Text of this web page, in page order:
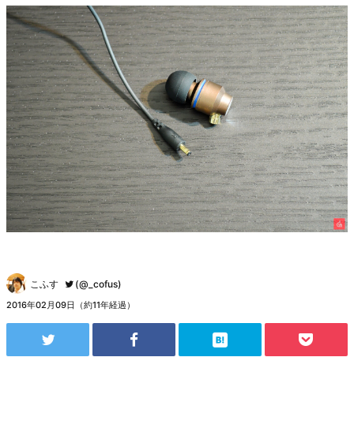
こふす (@_cofus)
2016年02月09日（約11年経過）